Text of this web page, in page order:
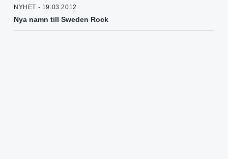
NYHET - 19.03.2012
Nya namn till Sweden Rock